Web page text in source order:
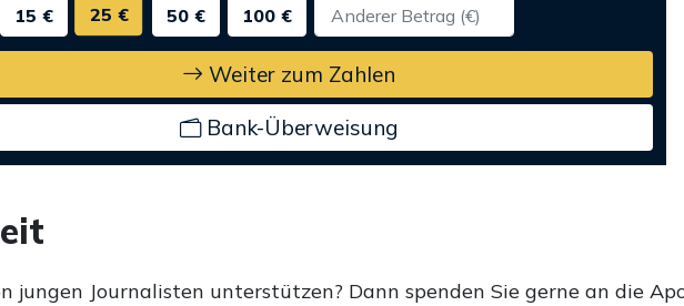
15 € 25 € 50 € 100 €
Weiter zum Zahlen
Bank-Überweisung
jungen Journalisten unterstützen? Dann spenden Sie gerne an die